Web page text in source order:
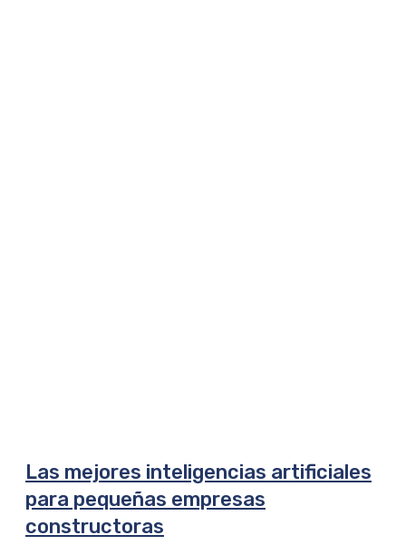
Las mejores inteligencias artificiales
para pequeñas empresas
constructoras